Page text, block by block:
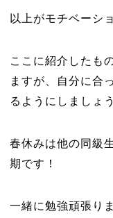
以上がモチベーシ
ここに紹介したも
ますが、自分に合
るようにしましょ
春休みは他の同級
期です！
一緒に勉強頑張り